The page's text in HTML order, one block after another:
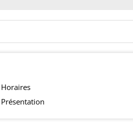
Horaires
Présentation